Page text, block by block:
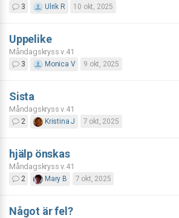
3 Ulrik R 10 okt, 2025
Uppelike
Måndagskryss v.41
3 Monica V 9 okt, 2025
Sista
Måndagskryss v.41
2 Kristina J 7 okt, 2025
hjälp önskas
Måndagskryss v.41
2 Mary B 7 okt, 2025
Något är fel?